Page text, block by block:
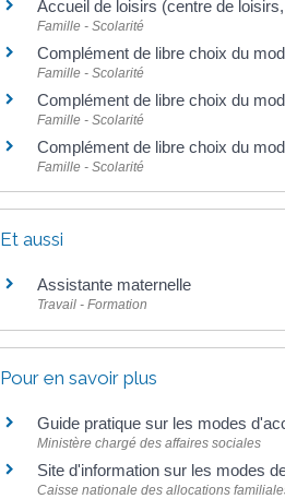
Accueil de loisirs (centre de
Famille - Scolarité
Complément de libre choix du
Famille - Scolarité
Complément de libre choix du
Famille - Scolarité
Complément de libre choix du
Famille - Scolarité
Et aussi
Assistante maternelle
Travail - Formation
Pour en savoir plus
Guide pratique sur les modes
Ministère chargé des affaires sociales
Site d'information sur les modes
Caisse nationale des allocations